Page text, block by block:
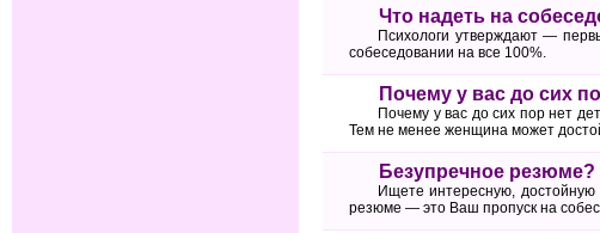
Что надеть на
Психологи утверждают —
собеседовании на все 100%.
Почему у вас до сих
Почему у вас до сих пор нет
Тем не менее женщина может
Безупречное резюме?
Ищете интересную,
резюме — это Ваш пропуск на